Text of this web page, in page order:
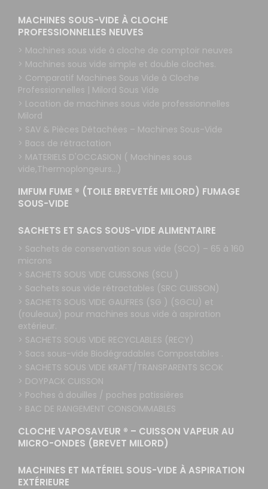
MACHINES SOUS-VIDE À CLOCHE
PROFESSIONNELLES NEUVES
> Machines sous vide à cloche de comptoir neuves
> Machines sous vide simple et double cloches.
> Comparatif Machines Sous Vide à Cloche
Professionnelles | Milord Sous Vide
> Location de machines sous vide professionnelles
Milord
> SAV & Pièces Détachées – Machines Sous-Vide
> Bacs de rétractation
> MATERIELS D'OCCASION ( Machines sous
vide,Thermoplongeurs...)
IMFUM FUME ® (TOILE BREVETÉE MILORD) FUMAGE
SOUS-VIDE
SACHETS ET SACS SOUS-VIDE ALIMENTAIRE
> Sachets de conservation sous vide (SCO) – 65 à 160
microns
> SACHETS SOUS VIDE CUISSONS (SCU )
> Sachets sous vide rétractables (SRC CUISSON)
> SACHETS SOUS VIDE GAUFRES (SG ) (SGCU) et
(rouleaux) pour machines sous vide à aspiration
extérieur.
> SACHETS SOUS VIDE RECYCLABLES (RECY)
> Sacs sous-vide Biodégradables Compostables .
> SACHETS SOUS VIDE KRAFT/TRANSPARENTS SCOK
> DOYPACK CUISSON
> Poches à douilles / poches patissières
> BAC DE RANGEMENT CONSOMMABLES
CLOCHE VAPOSAVEUR ® – CUISSON VAPEUR AU
MICRO-ONDES (BREVET MILORD)
MACHINES ET MATÉRIEL SOUS-VIDE À ASPIRATION
EXTÉRIEURE